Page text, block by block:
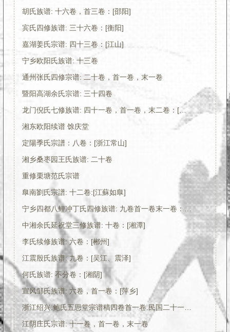
胡氏族谱: 十六卷，首三卷：[邵阳]
宾氏四修族谱: 三十六卷：[衡阳]
嘉湖姜氏宗谱: 四十三卷：[江山]
宁乡欧阳氏族谱: 十三卷
通州张氏四修宗谱: 二十卷，首一卷，末一卷
暨阳高湖余氏宗谱: 三十四卷
龙门倪氏七修族谱: 四十一卷，首一卷，末二卷：[金华]
湘东欧阳续谱 馀庆堂
定陽季氏宗譜：八卷：[浙江常山]
湘乡桑枣园王氏族谱: 二十卷
重修栗塘范氏宗谱
臯南劉氏宗譜: 十二卷:[江蘇如臯]
宁乡四都八鲤冲丁氏四修族谱: 九卷首一卷末一卷：[湖南]
中湘余氏延祝堂三修族谱: 十卷：[湘潭]
李氏续修族谱: 六卷：[郴州]
江震殷氏族谱: 九卷：[吴江、震泽]
何氏族谱: 不分卷：[湘阴]
宣风邹氏族谱: 六卷，首一卷：[萍乡]
浙江绍兴.鲍氏五思堂宗谱稿四卷首一卷.民国二十一年（1932）PDF下载
江阴庄氏宗谱: 十一卷，首一卷，末一卷